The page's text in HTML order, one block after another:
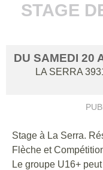
STAGE
DU SAMEDI 20
LA SERRA
Stage à La Serra.
Flèche et
Le groupe U16+